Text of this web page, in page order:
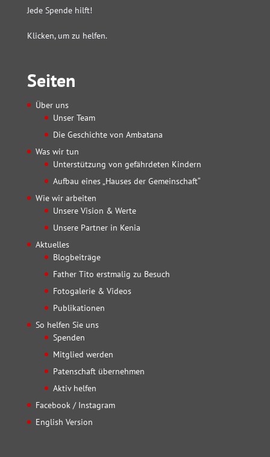
Jede Spende hilft!
Klicken, um zu helfen.
Seiten
Über uns
Unser Team
Die Geschichte von Ambatana
Was wir tun
Unterstützung von gefährdeten Kindern
Aufbau eines „Hauses der Gemeinschaft“
Wie wir arbeiten
Unsere Vision & Werte
Unsere Partner in Kenia
Aktuelles
Blogbeiträge
Father Tito erstmalig zu Besuch
Fotogalerie & Videos
Publikationen
So helfen Sie uns
Spenden
Mitglied werden
Patenschaft übernehmen
Aktiv helfen
Facebook / Instagram
English Version